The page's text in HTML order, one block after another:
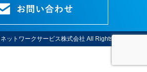
ットワークサービス株式会社 All Rights Reserved.